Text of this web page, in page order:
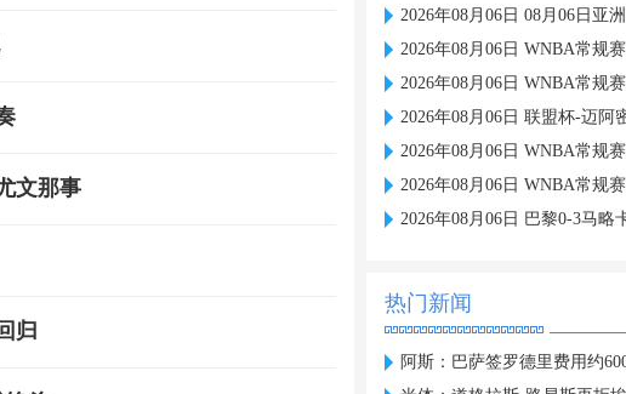
文那事
归
2026年08月06日 08月06日亚洲大学生篮球联
2026年08月06日 WNBA常规赛 达拉斯
2026年08月06日 WNBA常规赛 达拉斯
2026年08月06日 联盟杯-迈阿密国际4-2
2026年08月06日 WNBA常规赛 西雅图
2026年08月06日 WNBA常规赛 菲尼克斯
2026年08月06日 巴黎0-3马略卡下场战
热门新闻
阿斯：巴萨签罗德里费用约6000万